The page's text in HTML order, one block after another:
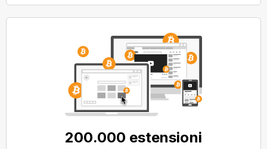
200.000 estensioni